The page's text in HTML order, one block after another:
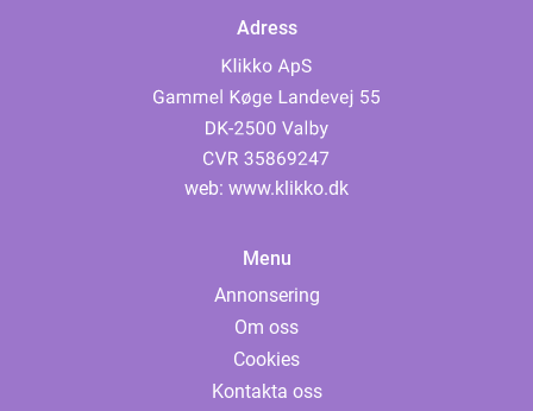
Adress
web: www.klikko.dk
Menu
Annonsering
Om oss
Cookies
Kontakta oss